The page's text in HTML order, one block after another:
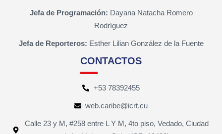
Jefa de Programación: Dayana Natacha Romero
Rodríguez
Jefa de Reporteros: Esther Lilian González de la Fuente
CONTACTOS
+53 78392455
web.caribe@icrt.cu
Calle 23 y M, #258 entre L Y M, 4to piso, Vedado, Ciudad